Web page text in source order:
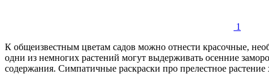
1
К общеизвестным цветам садов можно отнести красочные,
одни из немногих растений могут выдерживать осенние
содержания. Симпатичные раскраски про прелестное